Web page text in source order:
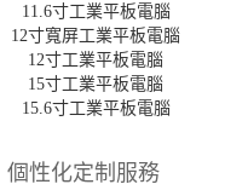
11.6寸工業平板電腦
12寸寬屏工業平板電腦
12寸工業平板電腦
15寸工業平板電腦
15.6寸工業平板電腦
個性化定制服務